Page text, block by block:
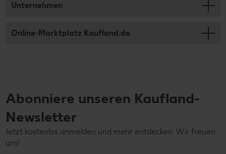
Unternehmen
Online-Marktplatz Kaufland.de
Abonniere unseren Kaufland-
Newsletter
Jetzt kostenlos anmelden und mehr entdecken. Wir freuen
uns!